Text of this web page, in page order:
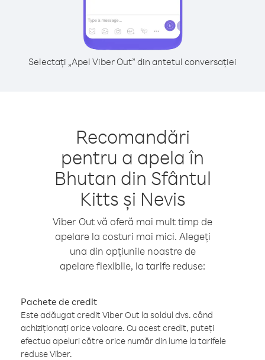
Selectați „Apel Viber Out” din antetul conversației
Recomandări
pentru a apela în
Bhutan din Sfântul
Kitts și Nevis
Viber Out vă oferă mai mult timp de
apelare la costuri mai mici. Alegeți
una din opțiunile noastre de
apelare flexibile, la tarife reduse:
Pachete de credit
Este adăugat credit Viber Out la soldul dvs. când
achiziționați orice valoare. Cu acest credit, puteți
efectua apeluri către orice număr din lume la tarifele
reduse Viber.